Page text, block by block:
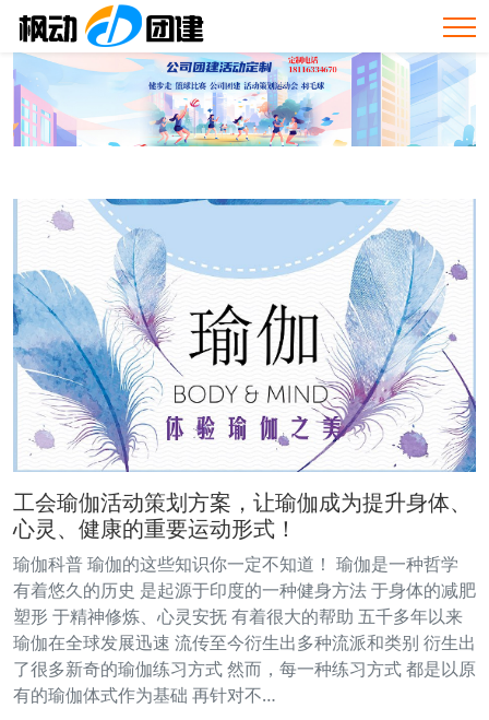
工会瑜伽活动策划方案，让瑜伽成为提升身体、
心灵、健康的重要运动形式！
瑜伽科普 瑜伽的这些知识你一定不知道！ 瑜伽是一种哲学
有着悠久的历史 是起源于印度的一种健身方法 于身体的减肥
塑形 于精神修炼、心灵安抚 有着很大的帮助 五千多年以来
瑜伽在全球发展迅速 流传至今衍生出多种流派和类别 衍生出
了很多新奇的瑜伽练习方式 然而，每一种练习方式 都是以原
有的瑜伽体式作为基础 再针对不…